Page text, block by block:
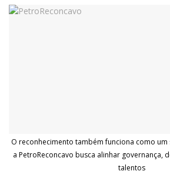
O reconhecimento também funciona como
a PetroReconcavo busca alinhar governança,
talentos